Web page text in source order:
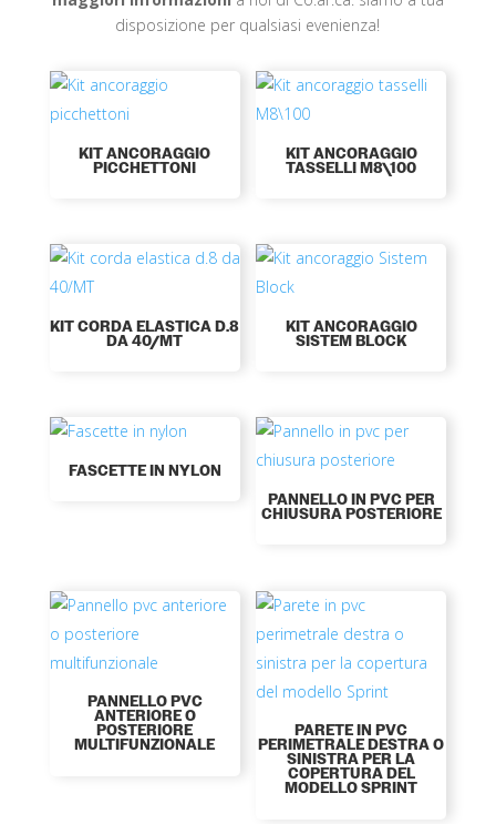
disposizione per qualsiasi evenienza!
KIT ANCORAGGIO
PICCHETTONI
KIT ANCORAGGIO
TASSELLI M8\100
KIT CORDA ELASTICA D.8
DA 40/MT
KIT ANCORAGGIO
SISTEM BLOCK
FASCETTE IN NYLON
PANNELLO IN PVC PER
CHIUSURA POSTERIORE
PANNELLO PVC
ANTERIORE O
POSTERIORE
MULTIFUNZIONALE
PARETE IN PVC
PERIMETRALE DESTRA O
SINISTRA PER LA
COPERTURA DEL
MODELLO SPRINT